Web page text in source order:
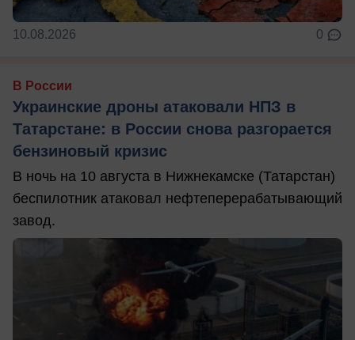
10.08.2026 0
В России
Украинские дроны атаковали НПЗ в
Татарстане: в России снова разгорается
бензиновый кризис
В ночь на 10 августа в Нижнекамске (Татарстан)
беспилотник атаковал нефтеперерабатывающий
завод.